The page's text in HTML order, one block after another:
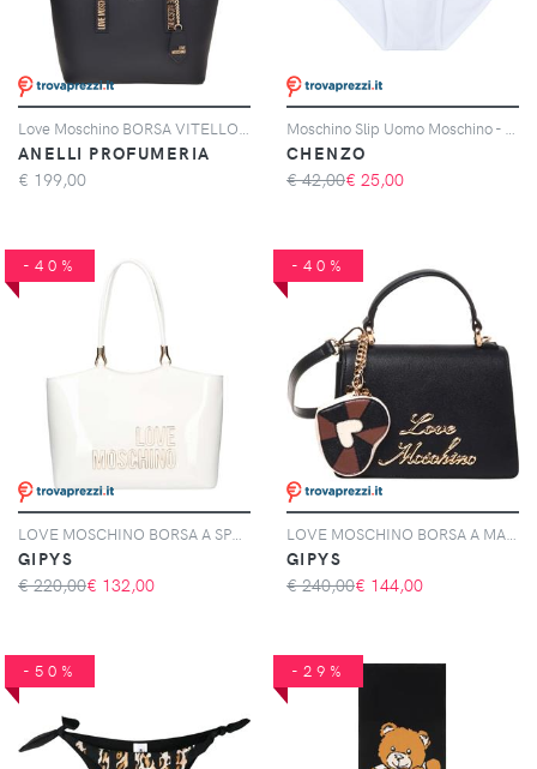
ANELLI PROFUMERIA
€ 199,00
CHENZO
€ 42,00€ 25,00
-40%
GIPYS
€ 220,00€ 132,00
-40%
GIPYS
€ 240,00€ 144,00
-50% -29%